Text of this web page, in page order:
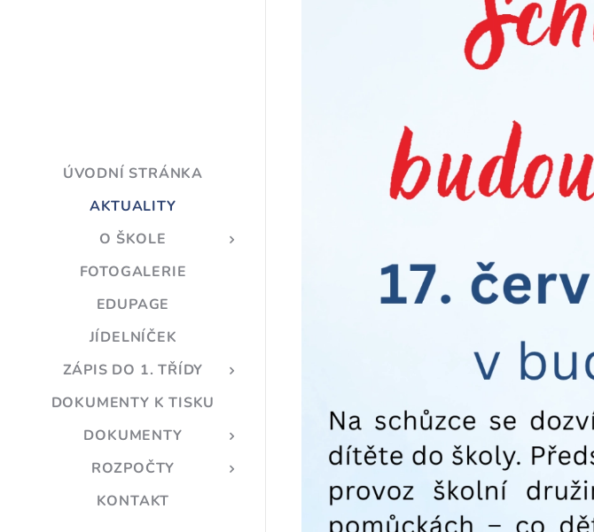
ÚVODNÍ STRÁNKA
AKTUALITY
O ŠKOLE
FOTOGALERIE
EDUPAGE
JÍDELNÍČEK
ZÁPIS DO 1. TŘÍDY
DOKUMENTY K TISKU
DOKUMENTY
ROZPOČTY
KONTAKT